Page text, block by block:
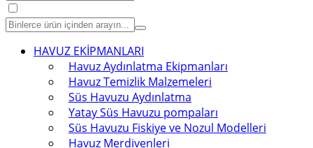
HAVUZ EKİPMANLARI
Havuz Aydınlatma Ekipmanları
Havuz Temizlik Malzemeleri
Süs Havuzu Aydınlatma
Yatay Süs Havuzu pompaları
Süs Havuzu Fiskiye ve Nozul Modelleri
Havuz Merdivenleri